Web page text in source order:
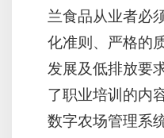
兰食品从业者必
化准则、严格的
发展及低排放要
了职业培训的
数字农场管理系